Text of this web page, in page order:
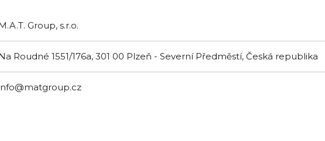
Group, s.r.o.
Roudné 1551/176a, 301 00 Plzeň - Severní Předměstí, Česká republika